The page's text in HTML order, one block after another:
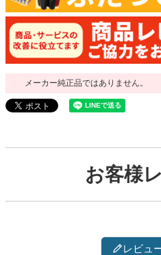
メーカー純正品ではありません。
お客様
レビュ